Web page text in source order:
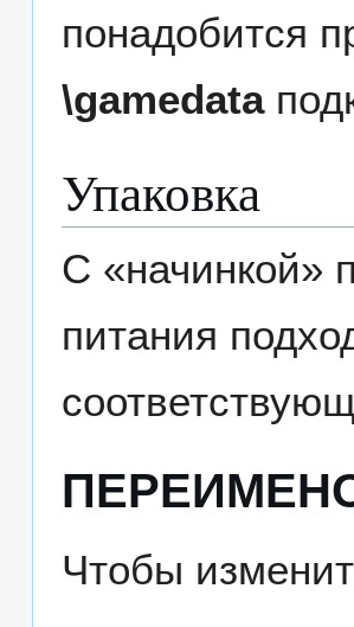
понадобится
\gamedata
Упаковка
С «начинкой»
питания
Чтобы